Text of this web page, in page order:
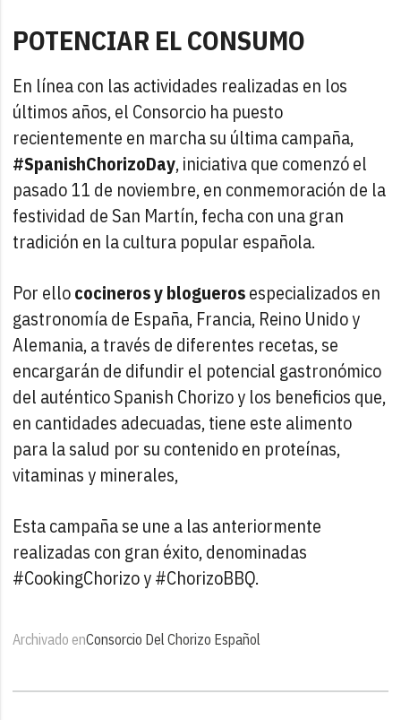
POTENCIAR EL CONSUMO
En línea con las actividades realizadas en los
últimos años, el Consorcio ha puesto
recientemente en marcha su última campaña,
#SpanishChorizoDay, iniciativa que comenzó el
pasado 11 de noviembre, en conmemoración de la
festividad de San Martín, fecha con una gran
tradición en la cultura popular española.
Por ellococineros y bloguerosespecializados en
gastronomía de España, Francia, Reino Unido y
Alemania, a través de diferentes recetas, se
encargarán de difundir el potencial gastronómico
del auténtico Spanish Chorizo y los beneficios que,
en cantidades adecuadas, tiene este alimento
para la salud por su contenido en proteínas,
vitaminas y minerales,
Esta campaña se une a las anteriormente
realizadas con gran éxito, denominadas
#CookingChorizo y #ChorizoBBQ.
Archivado enConsorcio Del Chorizo Español